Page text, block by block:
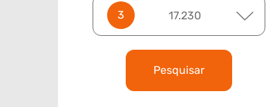
17.230
Pesquisar